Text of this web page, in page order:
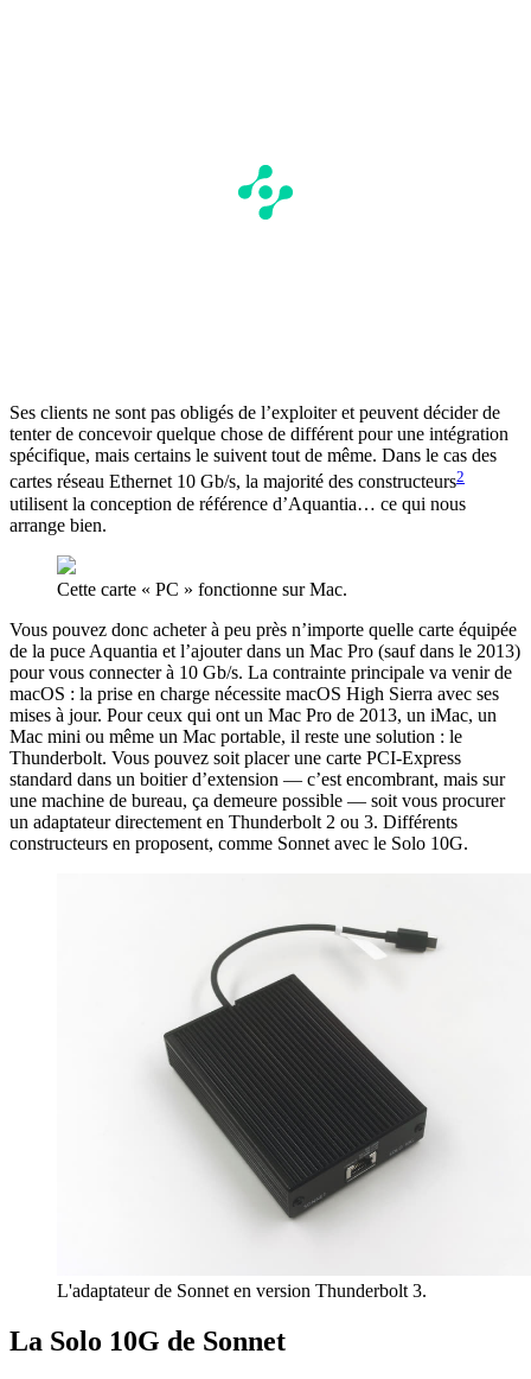
Ses clients ne sont pas obligés de l’exploiter et peuvent décider de
tenter de concevoir quelque chose de différent pour une intégration
spécifique, mais certains le suivent tout de même. Dans le cas des
cartes réseau Ethernet 10 Gb/s, la majorité des constructeurs2
utilisent la conception de référence d’Aquantia… ce qui nous
arrange bien.
Cette carte « PC » fonctionne sur Mac.
Vous pouvez donc acheter à peu près n’importe quelle carte équipée
de la puce Aquantia et l’ajouter dans un Mac Pro (sauf dans le 2013)
pour vous connecter à 10 Gb/s. La contrainte principale va venir de
macOS : la prise en charge nécessite macOS High Sierra avec ses
mises à jour. Pour ceux qui ont un Mac Pro de 2013, un iMac, un
Mac mini ou même un Mac portable, il reste une solution : le
Thunderbolt. Vous pouvez soit placer une carte PCI-Express
standard dans un boitier d’extension — c’est encombrant, mais sur
une machine de bureau, ça demeure possible — soit vous procurer
un adaptateur directement en Thunderbolt 2 ou 3. Différents
constructeurs en proposent, comme Sonnet avec le Solo 10G.
L'adaptateur de Sonnet en version Thunderbolt 3.
La Solo 10G de Sonnet